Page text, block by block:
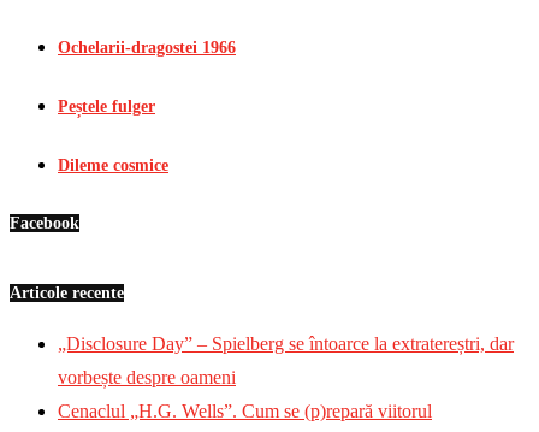
Ochelarii-dragostei 1966
Peștele fulger
Dileme cosmice
Facebook
Articole recente
„Disclosure Day” – Spielberg se întoarce la extratereștri, dar
vorbește despre oameni
Cenaclul „H.G. Wells”. Cum se (p)repară viitorul